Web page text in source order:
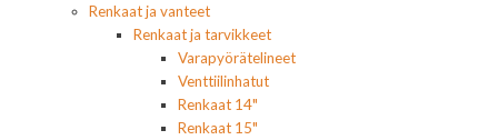
Renkaat ja vanteet
Renkaat ja tarvikkeet
Varapyörätelineet
Venttiilinhatut
Renkaat 14"
Renkaat 15"